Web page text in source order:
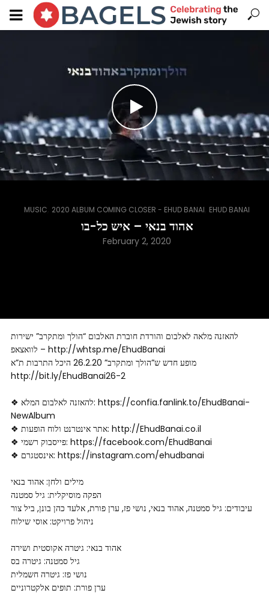
MUSIC 2020 ALBUM COMING CLOSER - EHUD BANAI EHUD BANAI
אהוד בנאי – איש כל-בו
February 2, 2020
להאזנה מלאה לאלבום והורדת חוברת האלבום “הולך ומתקרב” ישירות
לוואצאפ – http://whtsp.me/EhudBanai
מופע חדש ש”הולך ומתקרב” 26.2.20 היכל התרבות ת”א
http://bit.ly/EhudBanai26-2
❖ להאזנה לאלבום המלא: https://confia.fanlink.to/EhudBanai-
NewAlbum
❖ אתר אינטרנט ולוח הופעות: http://EhudBanai.co.il
❖ פייסבוק רשמי: https://facebook.com/EhudBanai
❖ אינסטגרם: https://instagram.com/ehudbanai
מילים ולחן: אהוד בנאי
הפקה מוסיקלית: גיל סמטנה
עיבודים: גיל סמטנה, אהוד בנאי, נושי פז, ערן פורת, אלעד כהן בונן, ביל צור
ניהול פרויקט: אוסי שילוח
אהוד בנאי: גיטרה אקוסטית ושירה
גיל סמטנה: גיטרה בס
נושי פז: גיטרה חשמלית
ערן פורת: תופים אלקטרוניים